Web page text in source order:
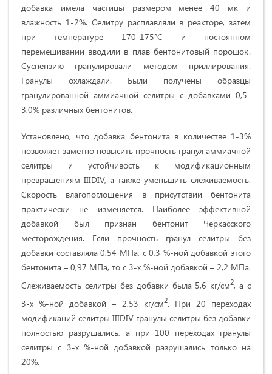
добавка имела частицы размером менее 40 мк и
влажность 1-2%. Селитру расплавляли в реакторе, затем
при температуре 170-175°С и постоянном
перемешивании вводили в плав бентонитовый порошок.
Суспензию гранулировали методом приллирования.
Гранулы охлаждали. Были получены образцы
гранулированной аммиачной селитры с добавками 0,5-
3,0% различных бентонитов.
Установлено, что добавка бентонита в количестве 1-3%
позволяет заметно повысить прочность гранул аммиачной
селитры и устойчивость к модификационным
превращениям IIIDIV, а также уменьшить слёживаемость.
Скорость влагопоглощения в присутствии бентонита
практически не изменяется. Наиболее эффективной
добавкой был признан бентонит Черкасского
месторождения. Если прочность гранул селитры без
добавки составляла 0,54 МПа, с 0,3 %-ной добавкой этого
бентонита – 0,97 МПа, то с 3-х %-ной добавкой – 2,2 МПа.
Слеживаемость селитры без добавки была 5,6 кг/см2, а с
3-х %-ной добавкой – 2,53 кг/см2. При 20 переходах
модификаций селитры IIIDIV гранулы селитры без добавки
полностью разрушались, а при 100 переходах гранулы
селитры с 3-х %-ной добавкой разрушались только на
20%.